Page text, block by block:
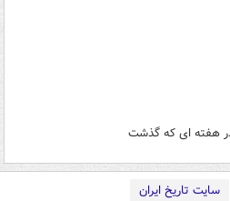
هفته ای که گذشت
سایت تاریخ ایران